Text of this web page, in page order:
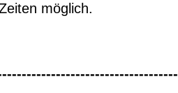
möglich.